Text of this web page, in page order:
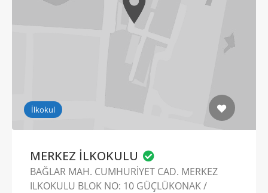
İlkokul
MERKEZ İLKOKULU
BAĞLAR MAH. CUMHURİYET CAD. MERKEZ
ILKOKULU BLOK NO: 10 GÜÇLÜKONAK /